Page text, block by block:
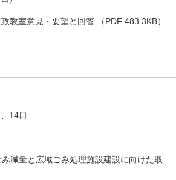
教室意見・要望と回答 （PDF 483.3KB）
14日
減量と広域ごみ処理施設建設に向けた取